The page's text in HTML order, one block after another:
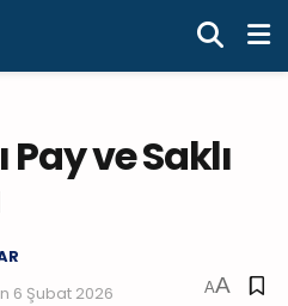
ve Saklı
6 Şubat 2026
AA